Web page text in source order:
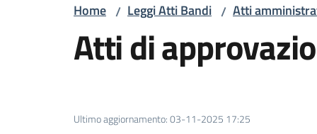
Home / Leggi Atti Bandi / Atti
Atti di
Ultimo aggiornamento:03-11-2025 17:25